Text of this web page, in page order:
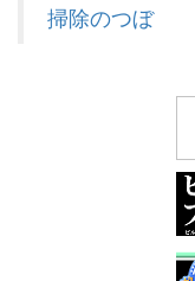
掃除のつぼ